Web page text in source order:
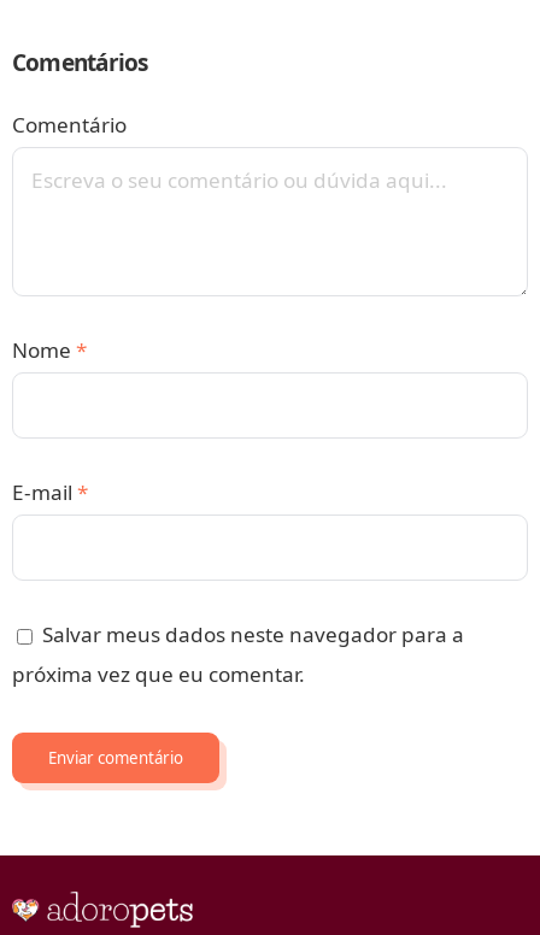
Comentários
Comentário
Nome *
E-mail *
Salvar meus dados neste navegador para a
próxima vez que eu comentar.